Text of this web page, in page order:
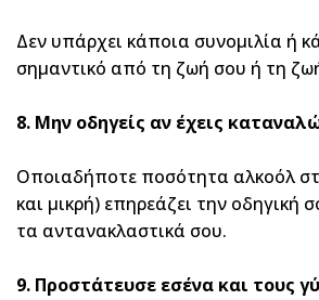
Δεν υπάρχει κάποια συνομιλία ή
σημαντικό από τη ζωή σου ή τη
8. Μην οδηγείς αν έχεις
Οποιαδήποτε ποσότητα αλκοόλ
και μικρή) επηρεάζει την οδηγική
τα αντανακλαστικά σου.
9. Προστάτευσε εσένα και τους